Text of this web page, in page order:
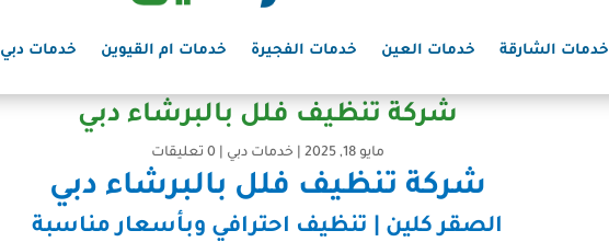
خدمات الشارقة خدمات العين خدمات الفجيرة خدمات ام القيوين خدمات دبي
شركة تنظيف فلل بالبرشاء دبي
مايو 18, 2025 خدمات دبي |0 تعليقات
شركة تنظيف فلل بالبرشاء دبي
الصقر كلين | تنظيف احترافي وبأسعار مناسبة